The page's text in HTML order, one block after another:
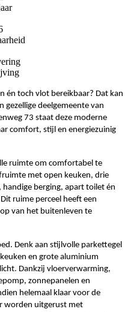
én toch vlot bereikbaar? Dat kan
gezellige deelgemeente van
73 staat deze moderne
comfort, stijl en energiezuinig
ruimte om comfortabel te
met open keuken, drie
berging, apart toilet én
ruime perceel heeft een
van het buitenleven te
Denk aan stijlvolle parkettegel
en grote aluminium
Dankzij vloerverwarming,
zonnepanelen en
helemaal klaar voor de
worden uitgerust met